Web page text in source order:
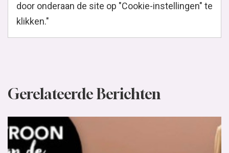
door onderaan de site op "Cookie-instellingen" te
klikken."
Gerelateerde Berichten